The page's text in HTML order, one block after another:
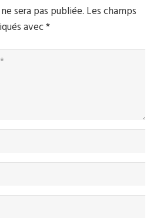
sera pas publiée. Les champs
avec*